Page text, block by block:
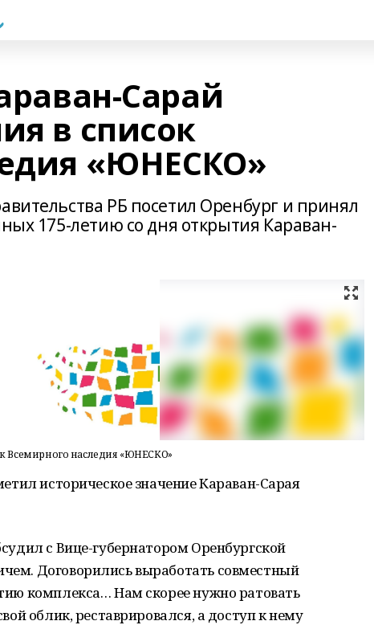
Сарай
в список
«ЮНЕСКО»
РБ посетил Оренбург и принял
175-летию со дня открытия Караван-
Всемирного наследия «ЮНЕСКО»
историческое значение Караван-Сарая
с Вице-губернатором Оренбургской
Договорились выработать совместный
комплекса… Нам скорее нужно ратовать
облик, реставрировался, а доступ к нему